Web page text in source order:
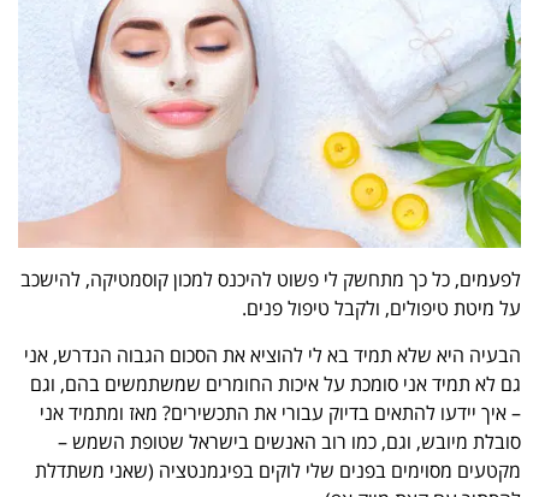
לפעמים, כל כך מתחשק לי פשוט להיכנס למכון קוסמטיקה, להישכב
על מיטת טיפולים, ולקבל טיפול פנים.
הבעיה היא שלא תמיד בא לי להוציא את הסכום הגבוה הנדרש, אני
גם לא תמיד אני סומכת על איכות החומרים שמשתמשים בהם, וגם
– איך יידעו להתאים בדיוק עבורי את התכשירים? מאז ומתמיד אני
סובלת מיובש, וגם, כמו רוב האנשים בישראל שטופת השמש –
מקטעים מסוימים בפנים שלי לוקים בפיגמנטציה (שאני משתדלת